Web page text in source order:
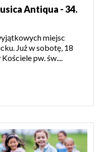
Antiqua - 34.
miejsc
Już w sobotę, 18
pw. św....